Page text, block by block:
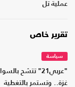
عملية تل
تقرير خاص
سياسة
"عربي21" تتشح
غزة.. وتستمر بالتغطية